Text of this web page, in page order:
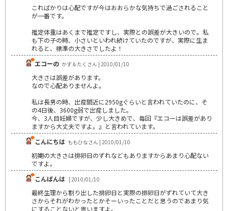
こればかりは心配ですが今はおおらかな気持ちで過ごされること
が一番です。
推定体重はあくまで推定ですし、実際との誤差が大きいので。私
も下の子の時、小さいといわれ続けていたのですが、実際に生ま
れると、標準の大きさでしたよ！
エコーの かず＆たくさん | 2010/01/10
大きさは誤差があります。
なので心配ありませんよ。
私は長男の時、出産間近に2950gぐらいと言われていたのに、そ
の4日後、3600g弱で出産しました。
今、3人目妊婦ですが、少し大きめで、毎回『エコーは誤差があり
ますから大丈夫ですよ。』と言われています。
こんにちは ももひなさん | 2010/01/10
初期の大きさは排卵日のずれなどもありますからあまり心配ない
ですよ。
こんばんは | 2010/01/10
最終生理から割り出した排卵日と実際の排卵日がずれていて大き
さからそれがわかったとかそーいったことだと思うのであまり気
にすることないと思いますよ。